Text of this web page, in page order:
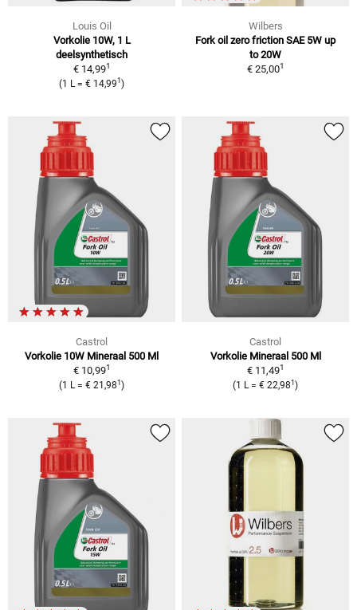
Louis Oil
Vorkolie 10W, 1 L
deelsynthetisch
€ 14,991
(1 L = € 14,991 )
Wilbers
Fork oil zero friction SAE 5W up
to 20W
€ 25,001
Castrol
Vorkolie 10W Mineraal 500 Ml
€ 10,991
(1 L = € 21,981 )
Castrol
Vorkolie Mineraal 500 Ml
€ 11,491
(1 L = € 22,981 )